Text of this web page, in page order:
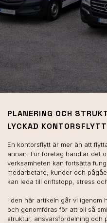
PLANERING OCH
LYCKAD KONTORSFLYTT
En kontorsflytt är mer än att
annan. För företag handlar det
verksamheten kan fortsätta
medarbetare, kunder och
kan leda till driftstopp, stress
I den här artikeln går vi igenom
och genomföras för att bli så
struktur, ansvarsfördelning och